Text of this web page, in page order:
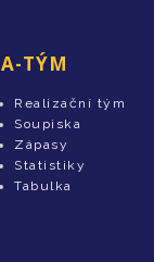
A-TÝM
Realizační tým
Soupiska
Zápasy
Statistiky
Tabulka